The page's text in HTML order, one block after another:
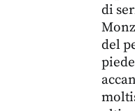
di
del